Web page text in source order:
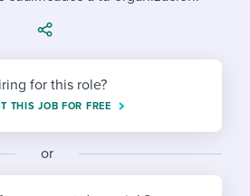
Developing & retaining people
compliance
Interview question templates
Onboarding checklists
by-step tutorials
for a job
Pay & benefits
for this role?
THIS JOB FOR FREE
or